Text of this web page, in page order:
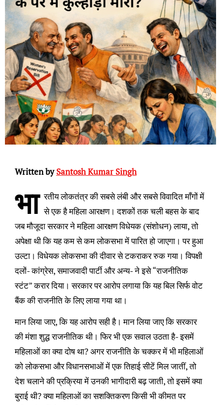
Written by Santosh Kumar Singh
भा रतीय लोकतंत्र की सबसे लंबी और सबसे विवादित माँगों में
से एक है महिला आरक्षण। दशकों तक चली बहस के बाद
जब मौजूदा सरकार ने महिला आरक्षण विधेयक (संशोधन) लाया, तो
अपेक्षा थी कि यह कम से कम लोकसभा में पारित हो जाएगा। पर हुआ
उल्टा। विधेयक लोकसभा की दीवार से टकराकर रुक गया। विपक्षी
दलों- कांग्रेस, समाजवादी पार्टी और अन्य- ने इसे “राजनीतिक
स्टंट” करार दिया। सरकार पर आरोप लगाया कि यह बिल सिर्फ वोट
बैंक की राजनीति के लिए लाया गया था।
मान लिया जाए, कि यह आरोप सही है। मान लिया जाए कि सरकार
की मंशा शुद्ध राजनीतिक थी। फिर भी एक सवाल उठता है- इसमें
महिलाओं का क्या दोष था? अगर राजनीति के चक्कर में भी महिलाओं
को लोकसभा और विधानसभाओं में एक तिहाई सीटें मिल जातीं, तो
देश चलाने की प्रक्रिया में उनकी भागीदारी बढ़ जाती, तो इसमें क्या
बुराई थी? क्या महिलाओं का सशक्तिकरण किसी भी कीमत पर